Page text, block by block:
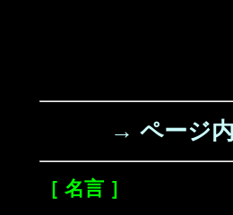
→ ページ
［ 名言 ］